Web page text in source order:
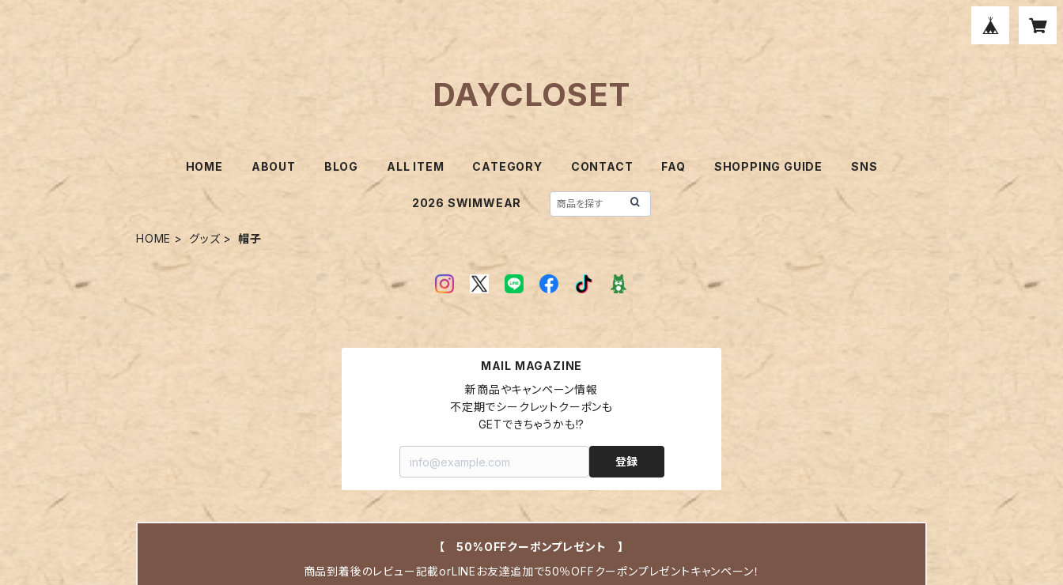
DAYCLOSET
HOME ABOUT BLOG ALL ITEM CATEGORY CONTACT FAQ SHOPPING GUIDE SNS
2026 SWIMWEAR
HOME グッズ 帽子
MAIL MAGAZINE
新商品やキャンペーン情報
不定期でシークレットクーポンも
GETできちゃうかも!?
登録
【 50%OFFクーポンプレゼント 】
商品到着後のレビュー記載orLINEお友達追加で50％OFFクーポンプレゼントキャンペーン！